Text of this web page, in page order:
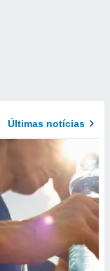
Últimas notícias